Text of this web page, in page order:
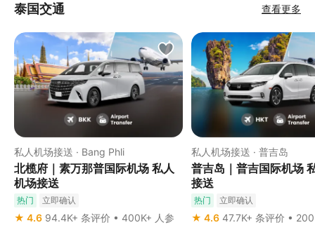
泰国交通 查看更多
私人机场接送 · Bang Phli
北榄府｜素万那普国际机场 私人
机场接送
热门 立即确认
★ 4.6 94.4K+ 条评价 • 400K+ 人参
私人机场接送 · 普吉岛
普吉岛｜普吉国际机场
接送
热门 立即确认
★ 4.6 47.7K+ 条评价 •